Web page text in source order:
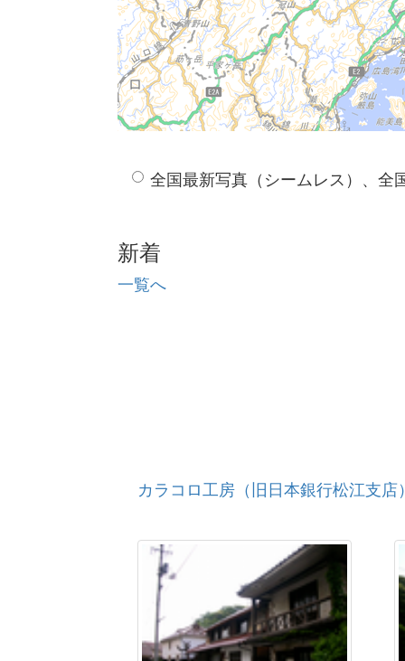
全国最新写真（シームレス）、全
新着
一覧へ
カラコロ工房（旧日本銀行松江支店